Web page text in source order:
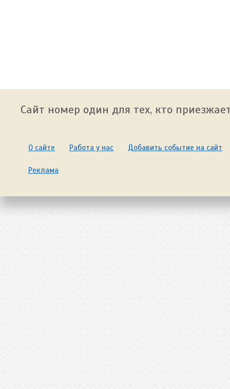
Сайт номер один для тех, кто
О сайте Работа у нас Добавить событие на сайт
Реклама